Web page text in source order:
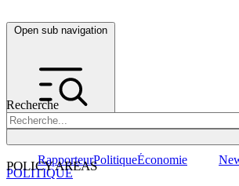
Open sub navigation
Recherche
POLICY AREAS
RapporteurPolitiqueÉconomie
POLITIQUE